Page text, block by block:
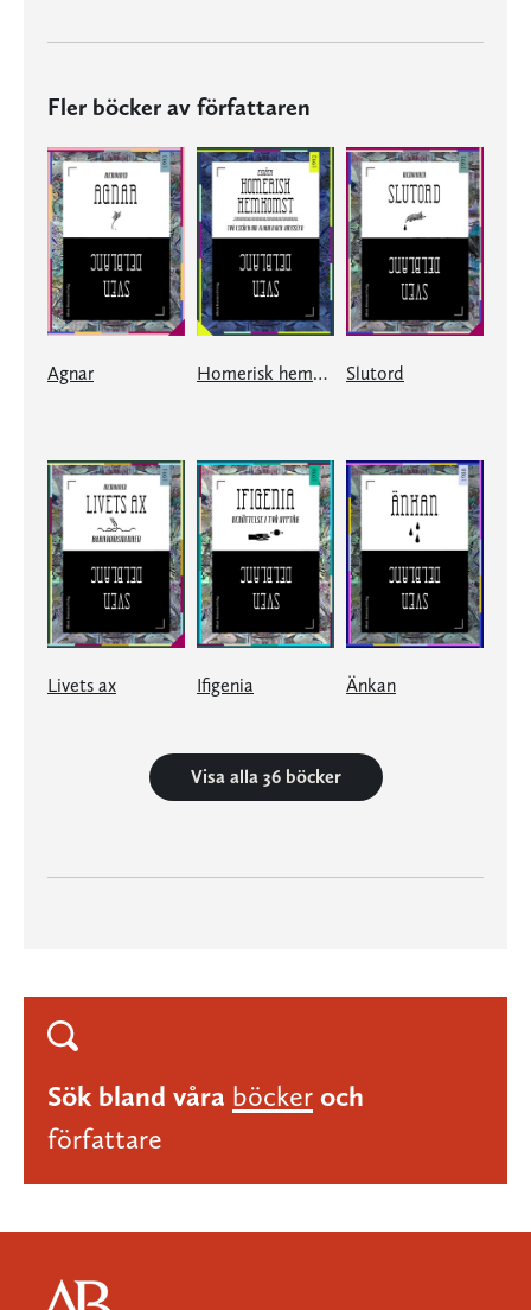
Fler böcker av författaren
Agnar Homerisk hemkomst Slutord
Livets ax Ifigenia Änkan
Visa alla 36 böcker
Sök bland våra böcker och
författare